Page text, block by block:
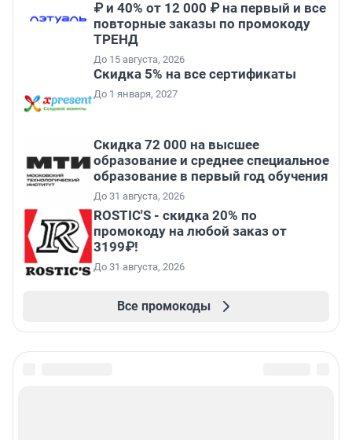
₽ и 40% от 12 000 ₽ на первый и все
повторные заказы по промокоду
ТРЕНД
До 15 августа, 2026
Скидка 5% на все сертификаты
До 1 января, 2027
Скидка 72 000 на высшее
образование и среднее специальное
образование в первый год обучения
До 31 августа, 2026
ROSTIC'S - скидка 20% по
промокоду на любой заказ от
3199₽!
До 31 августа, 2026
Все промокоды